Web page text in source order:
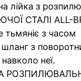
лійка з
СТАЛІ ALL-
тьмяніє з часом
з
неї.